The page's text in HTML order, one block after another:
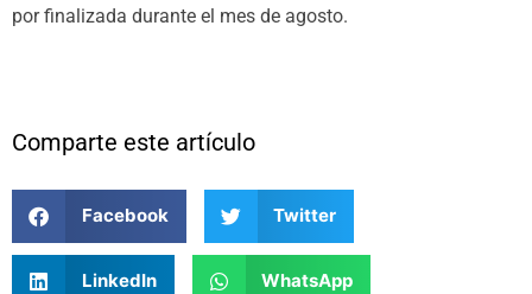
por finalizada durante el mes de agosto.
Comparte este artículo
Facebook Twitter
LinkedIn WhatsApp